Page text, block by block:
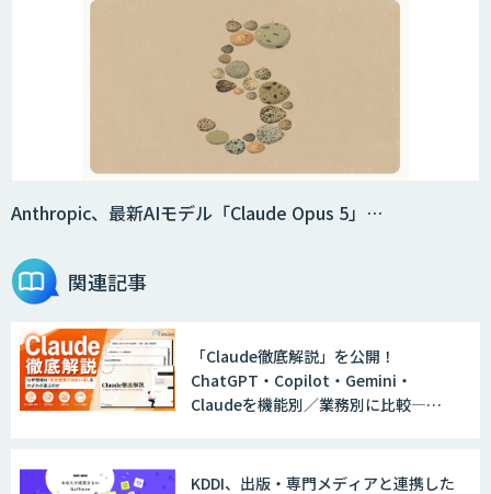
法人向けAIエージェント「OfficeAI社
2層ナレッジ×AIで顧客コミュニケーシ
ョンを効率化「ZEROCK」
戦略策定から実装まで一気通貫のAIエー
ジェント開発
Anthropic、最新AIモデル「Claude Opus 5」…
関連記事
「Claude徹底解説」を公開！
ChatGPT・Copilot・Gemini・
Claudeを機能別／業務別に比較―自
KDDI、出版・専門メディアと連携した